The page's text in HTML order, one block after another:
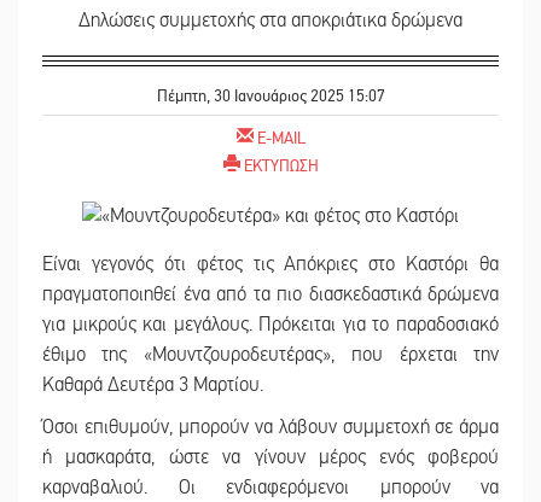
Δηλώσεις συμμετοχής στα αποκριάτικα δρώμενα
Πέμπτη, 30 Ιανουάριος 2025 15:07
E-MAIL
ΕΚΤΥΠΩΣΗ
Είναι γεγονός ότι φέτος τις Απόκριες στο Καστόρι θα
πραγματοποιηθεί ένα από τα πιο διασκεδαστικά δρώμενα
για μικρούς και μεγάλους. Πρόκειται για το παραδοσιακό
έθιμο της «Μουντζουροδευτέρας», που έρχεται την
Καθαρά Δευτέρα 3 Μαρτίου.
Όσοι επιθυμούν, μπορούν να λάβουν συμμετοχή σε άρμα
ή μασκαράτα, ώστε να γίνουν μέρος ενός φοβερού
καρναβαλιού. Οι ενδιαφερόμενοι μπορούν να